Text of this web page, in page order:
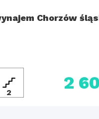
Chorzów
2 2